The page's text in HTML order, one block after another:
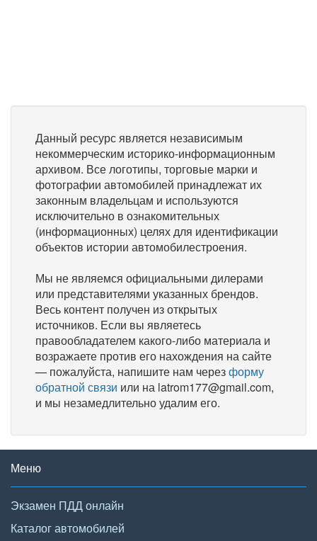
Данный ресурс является независимым
некоммерческим историко-информационным
архивом. Все логотипы, торговые марки и
фотографии автомобилей принадлежат их
законным владельцам и используются
исключительно в ознакомительных
(информационных) целях для идентификации
объектов истории автомобилестроения.
Мы не являемся официальными дилерами
или представителями указанных брендов.
Весь контент получен из открытых
источников. Если вы являетесь
правообладателем какого-либо материала и
возражаете против его нахождения на сайте
— пожалуйста, напишите нам черезформу
обратной связи или на latrom177@gmail.com,
и мы незамедлительно удалим его.
Меню
Экзамен ПДД онлайн
Каталог автомобилей